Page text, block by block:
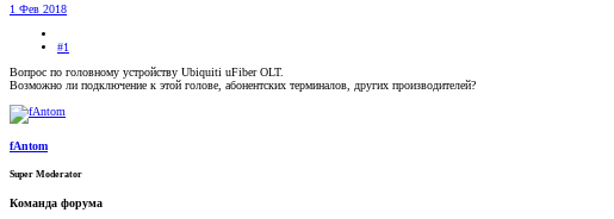
1 Фев 2018
#1
Вопрос по головному устройству Ubiquiti uFiber OLT.
Возможно ли подключение к этой голове, абонентских терминалов, других производителей?
fAntom
Super Moderator
Команда форума